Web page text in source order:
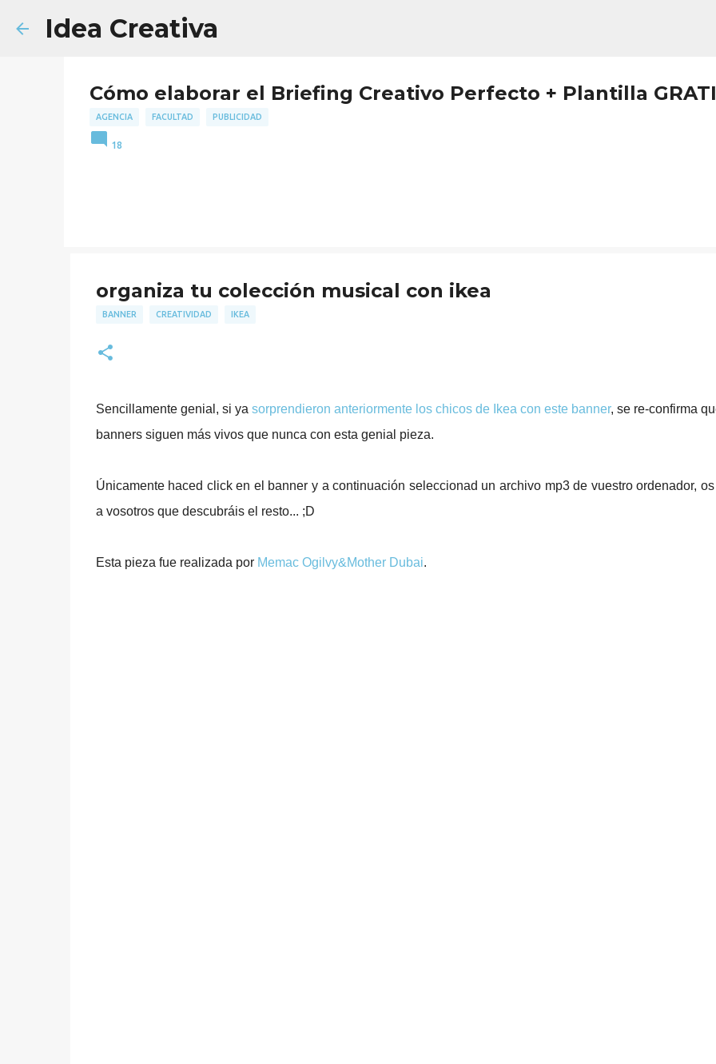
Idea Creativa
Cómo elaborar el Briefing Creativo Perfecto + Plantilla
AGENCIA FACULTAD PUBLICIDAD
18
organiza tu colección musical con ikea
BANNER CREATIVIDAD IKEA
Sencillamente genial, si ya sorprendieron anteriormente los chicos de Ikea con este banner, se re-confirma
banners siguen más vivos que nunca con esta genial pieza.
Únicamente haced click en el banner y a continuación seleccionad un archivo mp3 de vuestro ordenador,
a vosotros que descubráis el resto... ;D
Esta pieza fue realizada por Memac Ogilvy&Mother Dubai.